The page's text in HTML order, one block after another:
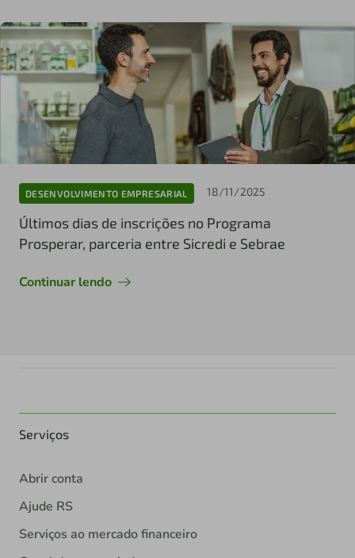
DESENVOLVIMENTO EMPRESARIAL 18/11/2025
Últimos dias de inscrições no Programa
Prosperar, parceria entre Sicredi e Sebrae
Continuar lendo
Serviços
Abrir conta
Ajude RS
Serviços ao mercado financeiro